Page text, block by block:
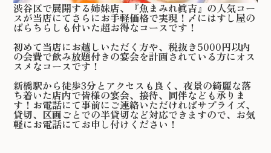
渋谷区で展開する姉妹店、『魚まみれ眞吉』の人気コー
スが当店にてさらにお手軽価格で実現！〆にはすし屋の
ばらちらしも付いた超お得なコースです！
初めて当店にお越しいただく方や、税抜き5000円以内
の会費で飲み放題付きの宴会を計画されている方にオス
スメなコースです！
新橋駅から徒歩3分とアクセスも良く、夜景の綺麗な落
ち着いた店内で皆様の宴会、接待、同伴なども承りま
す！お電話にて事前にご連絡いただければサプライズ、
貸切、区画ごとでの半貸切など対応できますので、お気
軽にお電話にてお申し付けください！